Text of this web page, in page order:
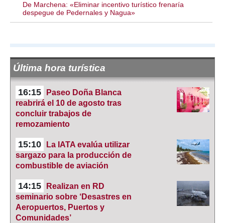
De Marchena: «Eliminar incentivo turístico frenaría
despegue de Pedernales y Nagua»
Última hora turística
16:15
Paseo Doña Blanca
reabrirá el 10 de agosto tras
concluir trabajos de
remozamiento
15:10
La IATA evalúa utilizar
sargazo para la producción de
combustible de aviación
14:15
Realizan en RD
seminario sobre ‘Desastres en
Aeropuertos, Puertos y
Comunidades’